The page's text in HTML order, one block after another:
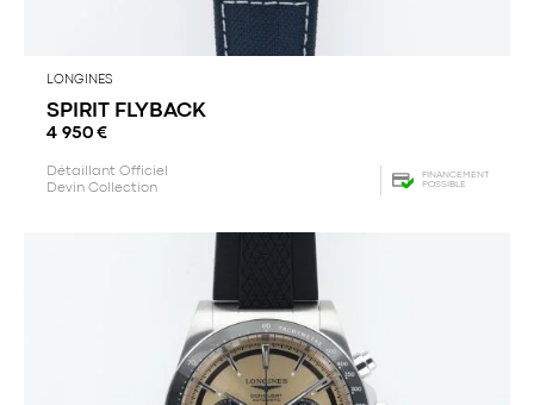
LONGINES
SPIRIT FLYBACK
4 950 €
Détaillant Officiel
Devin Collection
FINANCEMENT
POSSIBLE